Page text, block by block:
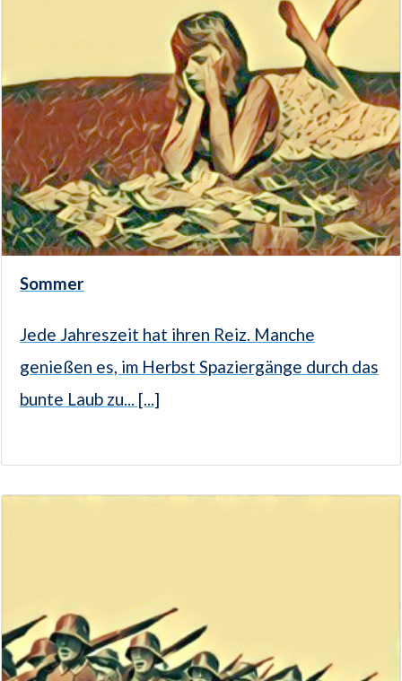
Sommer
Jede Jahreszeit hat ihren Reiz. Manche
genießen es, im Herbst Spaziergänge durch das
bunte Laub zu... [...]